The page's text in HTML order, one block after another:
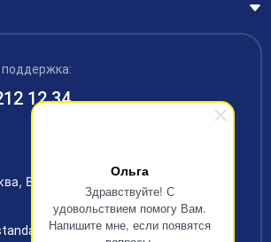
Ольга
Здравствуйте! С
удовольствием помогу Вам.
Напишите мне, если появятся
управления образовательной
состав
обеспечение
услуги
переподготовка
квалификации – дистанционное
удостоверения
поддержка:
12 34
Варшавское шоссе 42